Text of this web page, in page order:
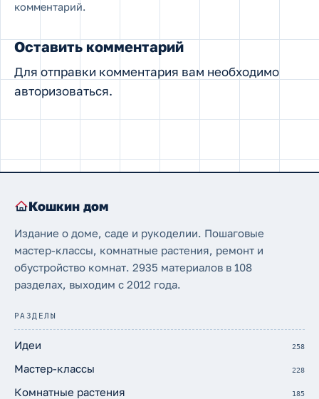
комментарий.
Оставить комментарий
Для отправки комментария вам необходимо
авторизоваться.
Кошкин дом
Издание о доме, саде и рукоделии. Пошаговые
мастер-классы, комнатные растения, ремонт и
обустройство комнат. 2935 материалов в 108
разделах, выходим с 2012 года.
РАЗДЕЛЫ
Идеи 258
Мастер-классы 228
Комнатные растения 185